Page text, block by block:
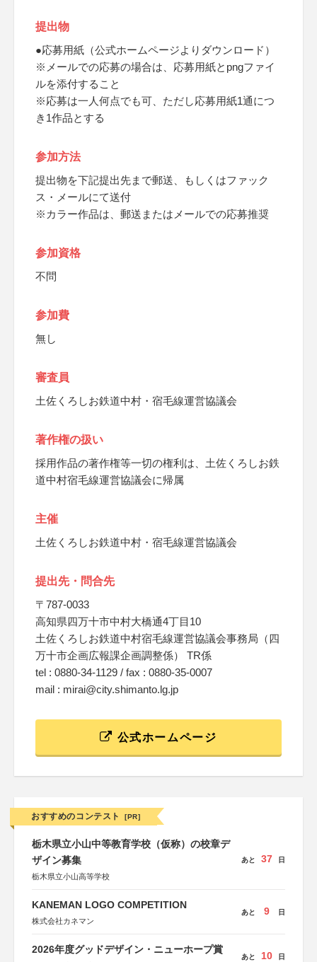
提出物
●応募用紙（公式ホームページよりダウンロード）
※メールでの応募の場合は、応募用紙とpngファイ
ルを添付すること
※応募は一人何点でも可、ただし応募用紙1通につ
き1作品とする
参加方法
提出物を下記提出先まで郵送、もしくはファック
ス・メールにて送付
※カラー作品は、郵送またはメールでの応募推奨
参加資格
不問
参加費
無し
審査員
土佐くろしお鉄道中村・宿毛線運営協議会
著作権の扱い
採用作品の著作権等一切の権利は、土佐くろしお鉄
道中村宿毛線運営協議会に帰属
主催
土佐くろしお鉄道中村・宿毛線運営協議会
提出先・問合先
〒787-0033
高知県四万十市中村大橋通4丁目10
土佐くろしお鉄道中村宿毛線運営協議会事務局（四
万十市企画広報課企画調整係） TR係
tel : 0880-34-1129 / fax : 0880-35-0007
mail : mirai@city.shimanto.lg.jp
公式ホームページ
おすすめのコンテスト [PR]
栃木県立小山中等教育学校（仮称）の校章デ
ザイン募集
栃木県立小山高等学校
あと 37 日
KANEMAN LOGO COMPETITION
株式会社カネマン
あと 9 日
2026年度グッドデザイン・ニューホープ賞
あと 10 日